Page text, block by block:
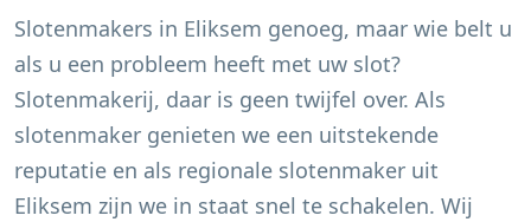
Slotenmakers in Eliksem genoeg, maar wie belt u
als u een probleem heeft met uw slot?
Slotenmakerij, daar is geen twijfel over. Als
slotenmaker genieten we een uitstekende
reputatie en als regionale slotenmaker uit
Eliksem zijn we in staat snel te schakelen. Wij